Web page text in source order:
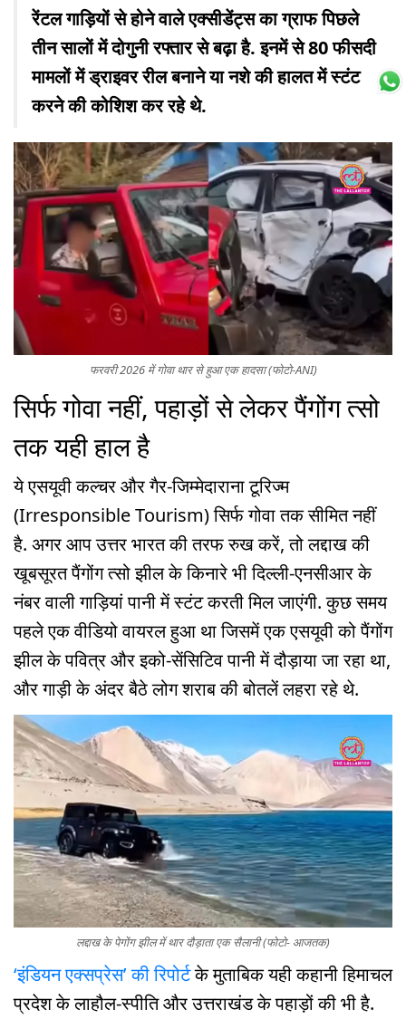
रेंटल गाड़ियों से होने वाले एक्सीडेंट्स का ग्राफ पिछले
तीन सालों में दोगुनी रफ्तार से बढ़ा है. इनमें से 80 फीसदी
मामलों में ड्राइवर रील बनाने या नशे की हालत में स्टंट
करने की कोशिश कर रहे थे.
फरवरी 2026 में गोवा थार से हुआ एक हादसा (फोटो-ANI)
सिर्फ गोवा नहीं, पहाड़ों से लेकर पैंगोंग त्सो
तक यही हाल है
ये एसयूवी कल्चर और गैर-जिम्मेदाराना टूरिज्म
(Irresponsible Tourism) सिर्फ गोवा तक सीमित नहीं
है. अगर आप उत्तर भारत की तरफ रुख करें, तो लद्दाख की
खूबसूरत पैंगोंग त्सो झील के किनारे भी दिल्ली-एनसीआर के
नंबर वाली गाड़ियां पानी में स्टंट करती मिल जाएंगी. कुछ समय
पहले एक वीडियो वायरल हुआ था जिसमें एक एसयूवी को पैंगोंग
झील के पवित्र और इको-सेंसिटिव पानी में दौड़ाया जा रहा था,
और गाड़ी के अंदर बैठे लोग शराब की बोतलें लहरा रहे थे.
लद्दाख के पेगोंग झील में थार दौड़ाता एक सैलानी (फोटो- आजतक)
‘इंडियन एक्सप्रेस’ की रिपोर्टके मुताबिक यही कहानी हिमाचल
प्रदेश के लाहौल-स्पीति और उत्तराखंड के पहाड़ों की भी है.